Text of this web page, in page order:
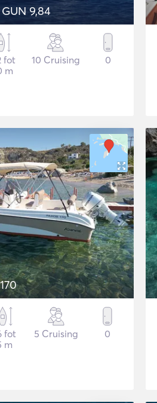
9,84
fot
m
10 Cruising 0
170
fot
m
5 Cruising 0